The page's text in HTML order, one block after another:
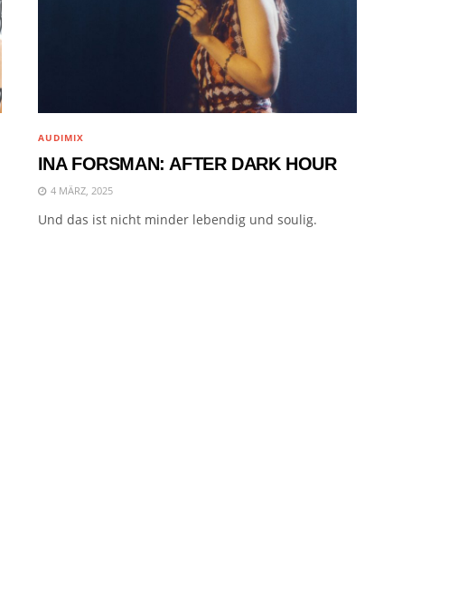
AUDIMIX
INA FORSMAN: AFTER DARK HOUR
4 MÄRZ, 2025
Und das ist nicht minder lebendig und soulig.